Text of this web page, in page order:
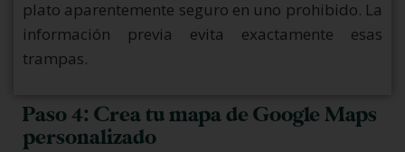
plato aparentemente seguro en uno prohibido. La
información previa evita exactamente esas
trampas.
Paso 4: Crea tu mapa de Google Maps
personalizado